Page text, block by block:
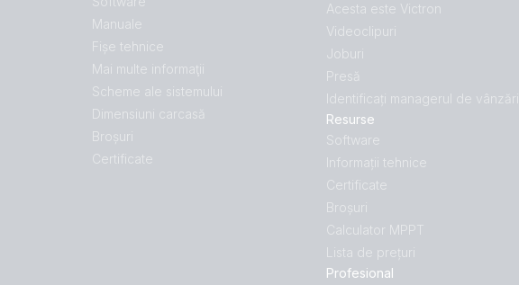
Manuale
Fișe tehnice
Mai multe informaţii
Scheme ale sistemului
Dimensiuni carcasă
Broșuri
Certificate
Acesta este Victron
Videoclipuri
Joburi
Presă
Identificați managerul de vânzări
Resurse
Software
Informații tehnice
Certificate
Broșuri
Calculator MPPT
Lista de prețuri
Profesional